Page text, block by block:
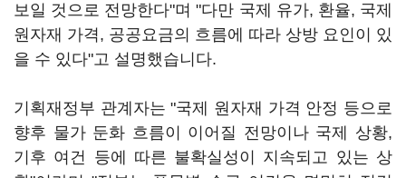
보일 것으로 전망한다"며 "다만 국제 유가, 환율, 국제
원자재 가격, 공공요금의 흐름에 따라 상방 요인이 있
을 수 있다"고 설명했습니다.
기획재정부 관계자는 "국제 원자재 가격 안정 등으로
향후 물가 둔화 흐름이 이어질 전망이나 국제 상황,
기후 여건 등에 따른 불확실성이 지속되고 있는 상